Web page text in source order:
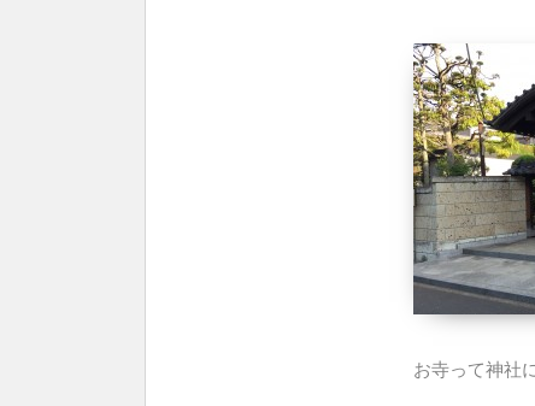
お寺って神社